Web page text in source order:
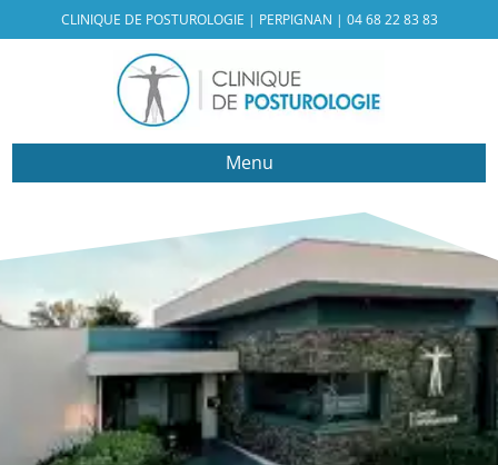
CLINIQUE DE POSTUROLOGIE | PERPIGNAN | 04 68 22 83 83
Menu